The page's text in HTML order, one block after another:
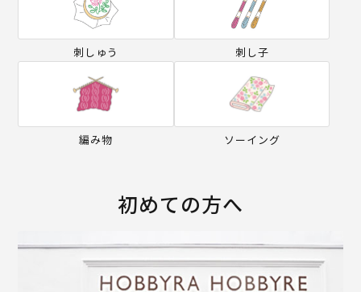
刺しゅう 刺し子
編み物 ソーイング
初めての方へ